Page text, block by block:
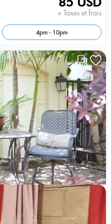
+ Taxes et frais
4pm - 10pm